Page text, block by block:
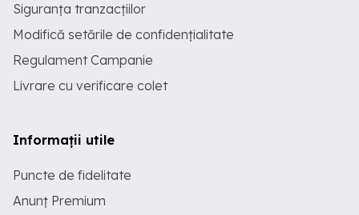
Siguranța tranzacțiilor
Modifică setările de confidențialitate
Regulament Campanie
Livrare cu verificare colet
Informații utile
Puncte de fidelitate
Anunț Premium